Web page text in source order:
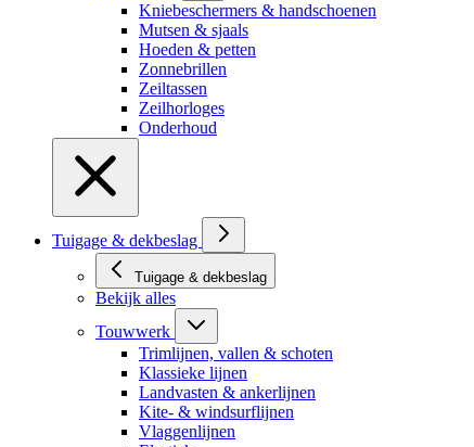
Kniebeschermers & handschoenen
Mutsen & sjaals
Hoeden & petten
Zonnebrillen
Zeiltassen
Zeilhorloges
Onderhoud
Tuigage & dekbeslag
Tuigage & dekbeslag
Bekijk alles
Touwwerk
Trimlijnen, vallen & schoten
Klassieke lijnen
Landvasten & ankerlijnen
Kite- & windsurflijnen
Vlaggenlijnen